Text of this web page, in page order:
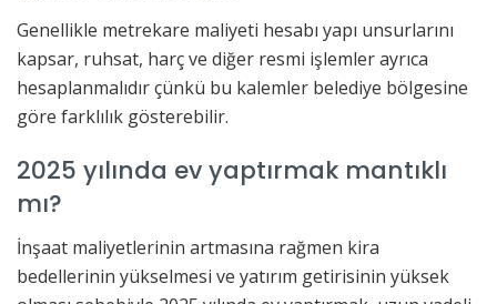
Genellikle metrekare maliyeti hesabı yapı unsurlarını
kapsar, ruhsat, harç ve diğer resmi işlemler ayrıca
hesaplanmalıdır çünkü bu kalemler belediye bölgesine
göre farklılık gösterebilir.
2025 yılında ev yaptırmak mantıklı
mı?
İnşaat maliyetlerinin artmasına rağmen kira
bedellerinin yükselmesi ve yatırım getirisinin yüksek